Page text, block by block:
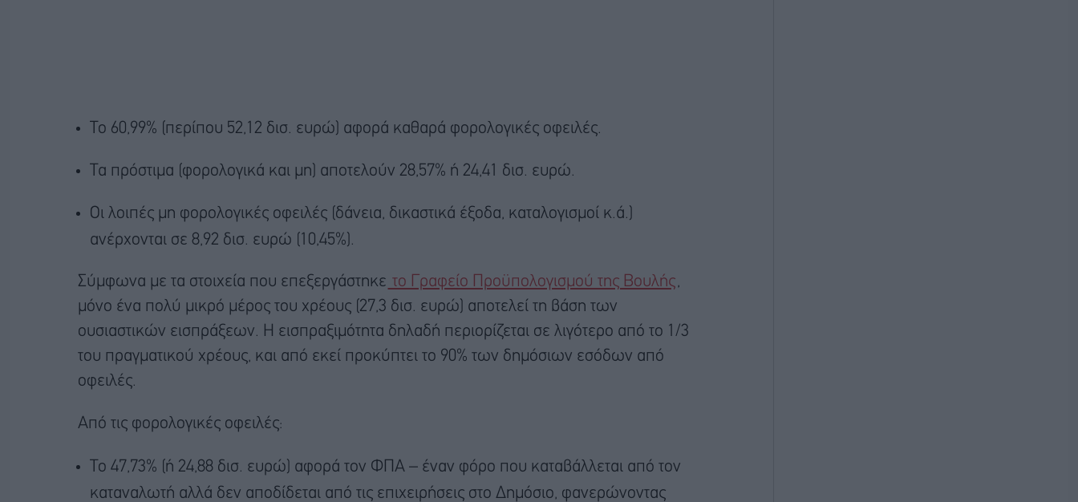
Το 60,99% (περίπου 52,12 δισ. ευρώ) αφορά καθαρά φορολογικές οφειλές.
Τα πρόστιμα (φορολογικά και μη) αποτελούν 28,57% ή 24,41 δισ. ευρώ.
Οι λοιπές μη φορολογικές οφειλές (δάνεια, δικαστικά έξοδα, καταλογισμοί κ.ά.)
ανέρχονται σε 8,92 δισ. ευρώ (10,45%).
Σύμφωνα με τα στοιχεία που επεξεργάστηκε το Γραφείο Προϋπολογισμού της Βουλής
μόνο ένα πολύ μικρό μέρος του χρέους (27,3 δισ. ευρώ) αποτελεί τη βάση των
ουσιαστικών εισπράξεων. Η εισπραξιμότητα δηλαδή περιορίζεται σε λιγότερο από το 1/3
του πραγματικού χρέους, και από εκεί προκύπτει το 90% των δημόσιων εσόδων από
οφειλές.
Από τις φορολογικές οφειλές:
Το 47,73% (ή 24,88 δισ. ευρώ) αφορά τον ΦΠΑ – έναν φόρο που καταβάλλεται από τον
καταναλωτή αλλά δεν αποδίδεται από τις επιχειρήσεις στο Δημόσιο, φανερώνοντας